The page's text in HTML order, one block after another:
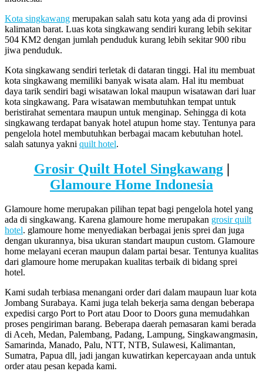
Kota singkawang merupakan salah satu kota yang ada di provinsi
kalimatan barat. Luas kota singkawang sendiri kurang lebih sekitar
504 KM2 dengan jumlah penduduk kurang lebih sekitar 900 ribu
jiwa penduduk.
Kota singkawang sendiri terletak di dataran tinggi. Hal itu membuat
kota singkawang memiliki banyak wisata alam. Hal itu membuat
daya tarik sendiri bagi wisatawan lokal maupun wisatawan dari luar
kota singkawang. Para wisatawan membutuhkan tempat untuk
beristirahat sementara maupun untuk menginap. Sehingga di kota
singkawang terdapat banyak hotel atupun home stay. Tentunya para
pengelola hotel membutuhkan berbagai macam kebutuhan hotel.
salah satunya yakni quilt hotel.
Grosir Quilt Hotel Singkawang|
Glamoure Home Indonesia
Glamoure home merupakan pilihan tepat bagi pengelola hotel yang
ada di singkawang. Karena glamoure home merupakan grosir quilt
hotel. glamoure home menyediakan berbagai jenis sprei dan juga
dengan ukurannya, bisa ukuran standart maupun custom. Glamoure
home melayani eceran maupun dalam partai besar. Tentunya kualitas
dari glamoure home merupakan kualitas terbaik di bidang sprei
hotel.
Kami sudah terbiasa menangani order dari dalam maupaun luar kota
Jombang Surabaya. Kami juga telah bekerja sama dengan beberapa
expedisi cargo Port to Port atau Door to Doors guna memudahkan
proses pengiriman barang. Beberapa daerah pemasaran kami berada
di Aceh, Medan, Palembang, Padang, Lampung, Singkawangmasin,
Samarinda, Manado, Palu, NTT, NTB, Sulawesi, Kalimantan,
Sumatra, Papua dll, jadi jangan kuwatirkan kepercayaan anda untuk
order atau pesan kepada kami.